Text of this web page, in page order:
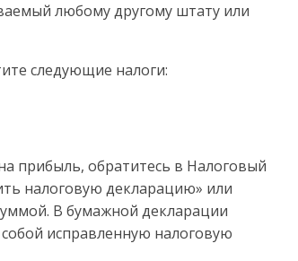
любому другому штату или
следующие налоги:
прибыль, обратитесь в Налоговый
налоговую декларацию» или
. В бумажной декларации
исправленную налоговую